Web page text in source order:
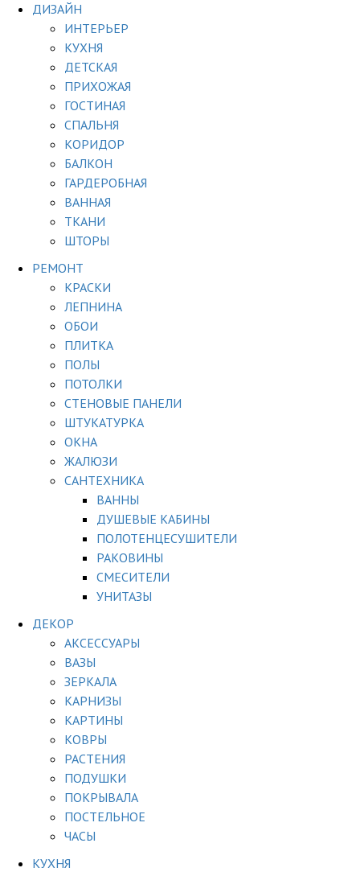
ДИЗАЙН
ИНТЕРЬЕР
КУХНЯ
ДЕТСКАЯ
ПРИХОЖАЯ
ГОСТИНАЯ
СПАЛЬНЯ
КОРИДОР
БАЛКОН
ГАРДЕРОБНАЯ
ВАННАЯ
ТКАНИ
ШТОРЫ
РЕМОНТ
КРАСКИ
ЛЕПНИНА
ОБОИ
ПЛИТКА
ПОЛЫ
ПОТОЛКИ
СТЕНОВЫЕ ПАНЕЛИ
ШТУКАТУРКА
ОКНА
ЖАЛЮЗИ
САНТЕХНИКА
ВАННЫ
ДУШЕВЫЕ КАБИНЫ
ПОЛОТЕНЦЕСУШИТЕЛИ
РАКОВИНЫ
СМЕСИТЕЛИ
УНИТАЗЫ
ДЕКОР
АКСЕССУАРЫ
ВАЗЫ
ЗЕРКАЛА
КАРНИЗЫ
КАРТИНЫ
КОВРЫ
РАСТЕНИЯ
ПОДУШКИ
ПОКРЫВАЛА
ПОСТЕЛЬНОЕ
ЧАСЫ
КУХНЯ